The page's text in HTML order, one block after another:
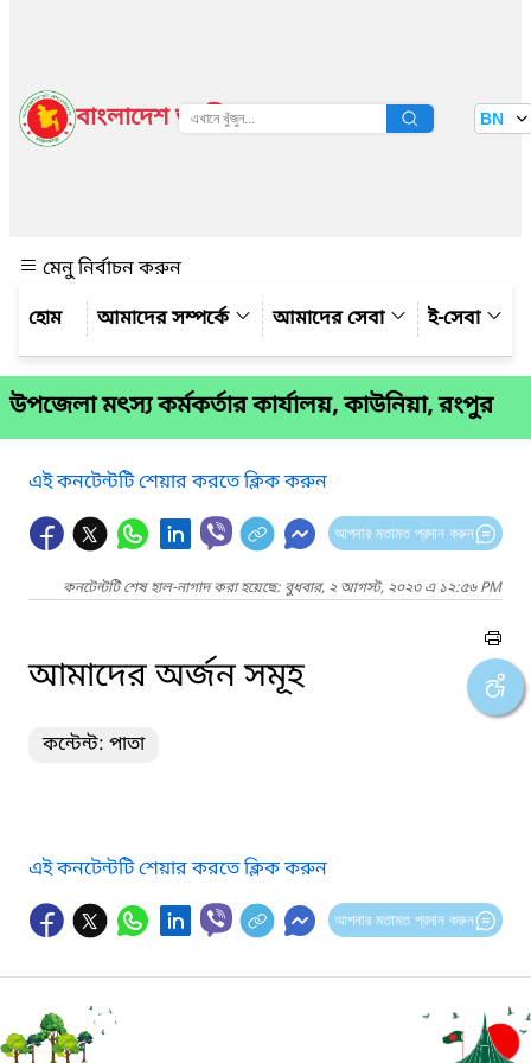
বাংলাদেশ জাতীয় তথ্য বাতায়ন BN
মেনু নির্বাচন করুন
আমাদের সম্পর্কে
আমাদের সেবা ই-সেবা
উপজেলা মৎস্য কর্মকর্তার কার্যালয়, কাউনিয়া, রংপুর
এই কনটেন্টটি শেয়ার করতে ক্লিক করুন
আপনার মতামত প্রদান করুন
কনটেন্টটি শেষ হাল-নাগাদ করা হয়েছে: বুধবার, ২ আগস্ট, ২০২৩ এ ১২:৫৬ PM
আমাদের অর্জন সমূহ
কন্টেন্ট: পাতা
এই কনটেন্টটি শেয়ার করতে ক্লিক করুন
আপনার মতামত প্রদান করুন